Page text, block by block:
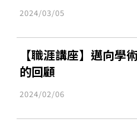
2024/03/05
【職涯講座】邁向學
的回顧
2024/02/06